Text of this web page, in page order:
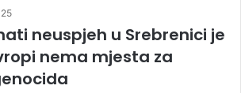
neuspjeh u Srebrenici je
nema mjesta za